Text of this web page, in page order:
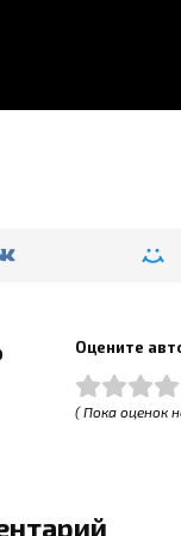
Оцените
( Пока оценок